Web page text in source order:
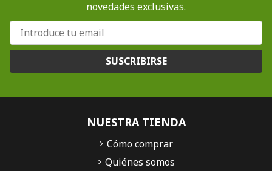
novedades exclusivas.
SUSCRIBIRSE
NUESTRA TIENDA
Cómo comprar
Quiénes somos